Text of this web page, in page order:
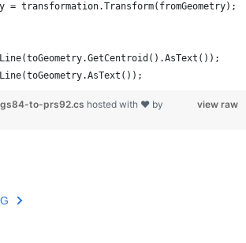
= transformation.Transform(fromGeometry);
view raw
to-prs92.cs hosted with ❤ by